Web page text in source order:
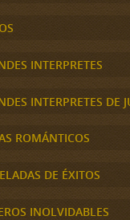
INTERPRETES
INTERPRETES DE
ROMÁNTICOS
DE ÉXITOS
INOLVIDABLES